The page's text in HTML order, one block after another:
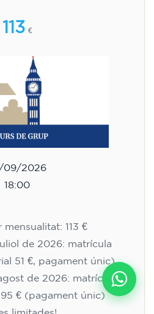
113 €
09/2026
18:00
113 €
de 2026: matrícula
51 €, pagament únic)
de 2026: matrícula +
€ (pagament únic)